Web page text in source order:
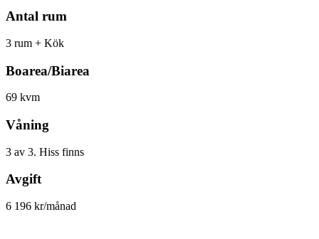
Antal rum
3 rum + Kök
Boarea/Biarea
69 kvm
Våning
3 av 3. Hiss finns
Avgift
6 196 kr/månad